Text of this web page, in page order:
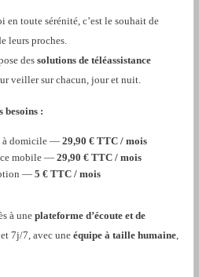
en toute sérénité, c’est le souhait de
leurs proches.
des solutions de téléassistance
veiller sur chacun, jour et nuit.
besoins :
à domicile —29,90 € TTC / mois
mobile — 29,90 € TTC / mois
— 5 € TTC / mois
à une plateforme d’écoute et de
7j/7, avec une équipe à taille humaine,